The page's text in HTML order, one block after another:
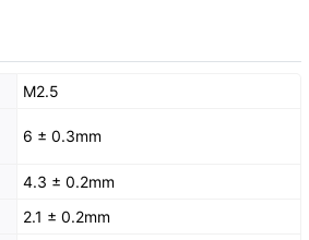
M2.5
6 ± 0.3mm
4.3 ± 0.2mm
2.1 ± 0.2mm